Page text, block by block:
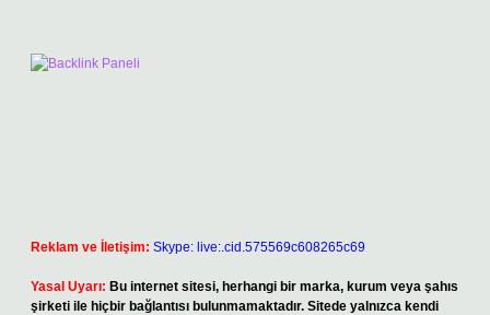
Reklam ve İletişim: Skype: live:.cid.575569c608265c69
Yasal Uyarı: Bu internet sitesi, herhangi bir marka, kurum veya şahıs
şirketi ile hiçbir bağlantısı bulunmamaktadır. Sitede yalnızca kendi